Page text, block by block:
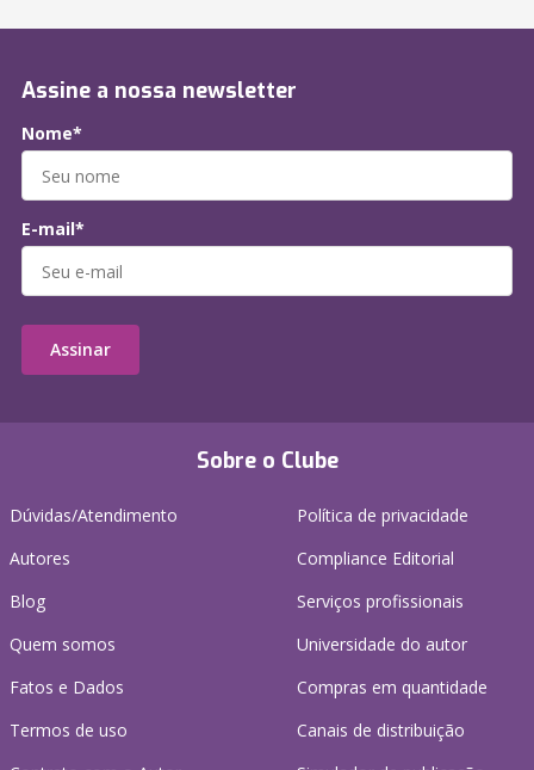
Sobre o Clube
Dúvidas/Atendimento
Autores
Blog
Quem somos
Fatos e Dados
Termos de uso
Política de privacidade
Compliance Editorial
Serviços profissionais
Universidade do autor
Compras em quantidade
Canais de distribuição
Assine a nossa newsletter
Nome*
E-mail*
Assinar